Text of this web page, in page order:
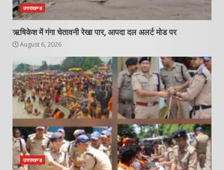
उत्तराखण्ड
ऋषिकेश में गंगा चेतावनी रेखा पार, आपदा दल अलर्ट मोड पर
August 6, 2026
उत्तराखण्ड